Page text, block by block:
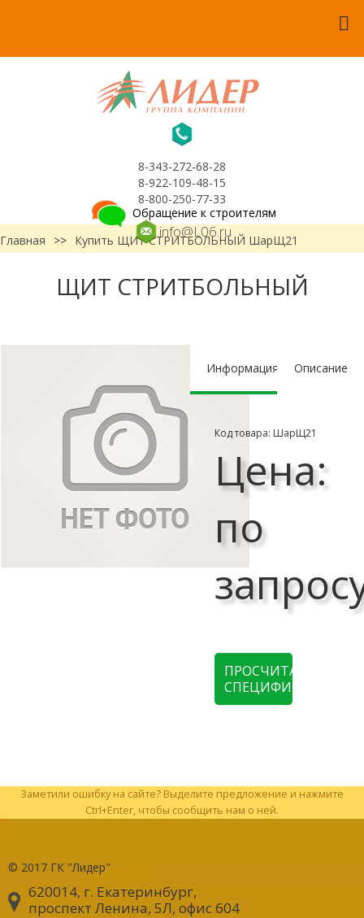
8-343-272-68-28
8-922-109-48-15
8-800-250-77-33
info@L06.ru
Обращение к строителям
Главная
>> Купить ЩИТ СТРИТБОЛЬНЫЙ ШарЩ21
ЩИТ СТРИТБОЛЬНЫЙ
Информация Описание
Код товара: ШарЩ21
Цена:
по
ПРОСЧИТАТЬ
СПЕЦИФИКАЦИЮ
Заметили ошибку на сайте? Выделите предложение и нажмите
Ctrl+Enter, чтобы сообщить нам о ней.
© 2017 ГК "Лидер"
620014, г. Екатеринбург,
проспект Ленина, 5Л, офис 604